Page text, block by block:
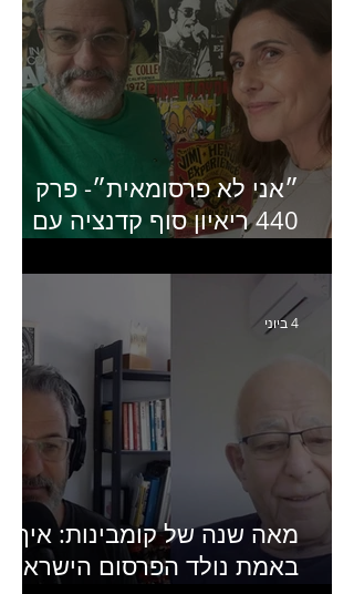
״אני לא פרסומאית״- פרק
440 ריאיון סוף קדנציה עם
מנכ״לית באומן בר ריבנאי
מאה שנה של קומבינות: איך
באמת נולד הפרסום
4 ביוני